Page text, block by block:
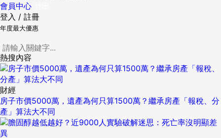
會員中心
登入 / 註冊
年度最大優惠
熱搜內容
財經
房子市價5000萬，遺產為何只算1500萬？繼承房產「報稅、分
產」算法大不同